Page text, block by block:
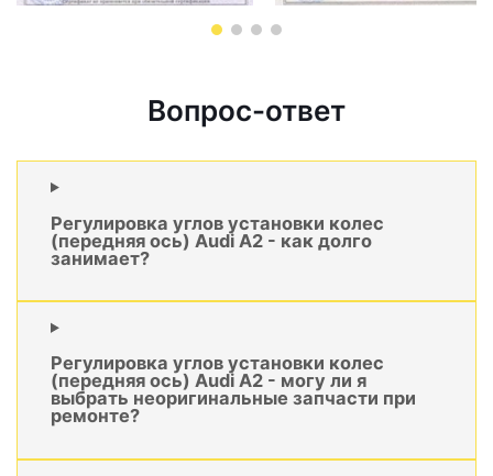
Вопрос-ответ
Регулировка углов установки колес
(передняя ось) Audi A2 - как долго
занимает?
Регулировка углов установки колес
(передняя ось) Audi A2 - могу ли я
выбрать неоригинальные запчасти при
ремонте?